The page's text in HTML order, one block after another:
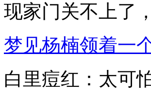
现家门关不上了
梦见杨楠领着一
白里痘红：太可